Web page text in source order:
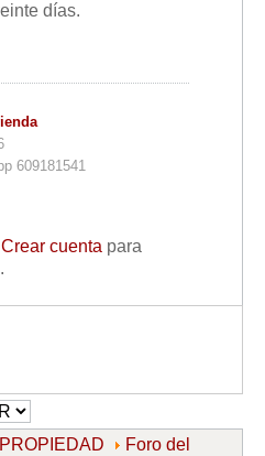
días.
609181541
Crear cuenta para
Foro del